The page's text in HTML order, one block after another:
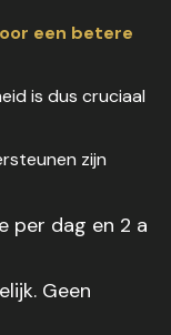
een betere
is dus cruciaal
zijn
per dag en 2 a
Geen